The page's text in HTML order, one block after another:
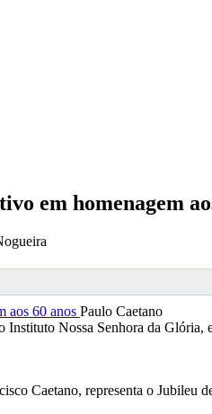
em homenagem
Paulo Caetano
Nossa Senhora da
Caetano, representa o Jubileu